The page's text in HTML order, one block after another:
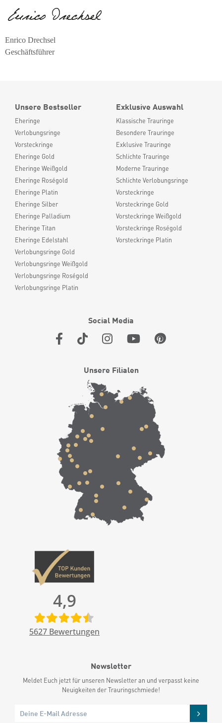
Enrico Drechsel
Geschäftsführer
Unsere Bestseller
Eheringe
Verlobungsringe
Vorsteckringe
Eheringe Gold
Eheringe Weißgold
Eheringe Roségold
Eheringe Platin
Eheringe Silber
Eheringe Palladium
Eheringe Titan
Eheringe Edelstahl
Verlobungsringe Gold
Verlobungsringe Weißgold
Verlobungsringe Roségold
Verlobungsringe Platin
Exklusive Auswahl
Klassische Trauringe
Besondere Trauringe
Exklusive Trauringe
Schlichte Trauringe
Moderne Trauringe
Schlichte Verlobungsringe
Vorsteckringe
Vorsteckringe Gold
Vorsteckringe Weißgold
Vorsteckringe Roségold
Vorsteckringe Platin
Social Media
Unsere Filialen
4,9
5627 Bewertungen
Newsletter
Meldet Euch jetzt für unseren Newsletter an und verpasst keine
Neuigkeiten der Trauringschmiede!